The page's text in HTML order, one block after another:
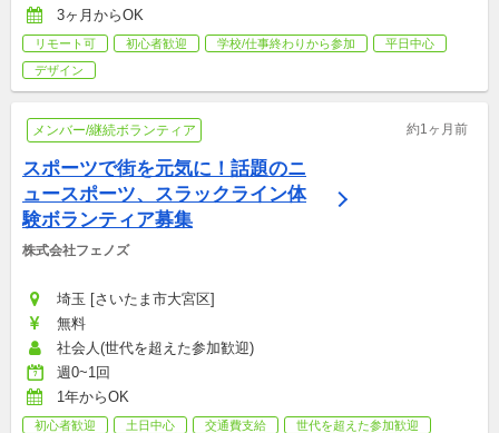
3ヶ月からOK
リモート可 初心者歓迎 学校/仕事終わりから参加
平日中心
デザイン
メンバー/継続ボランティア 約1ヶ月前
スポーツで街を元気に！話題のニ
ュースポーツ、スラックライン体
験ボランティア募集
株式会社フェノズ
埼玉 [さいたま市大宮区]
無料
社会人(世代を超えた参加歓迎)
週0~1回
1年からOK
初心者歓迎 土日中心 交通費支給
世代を超えた参加歓迎